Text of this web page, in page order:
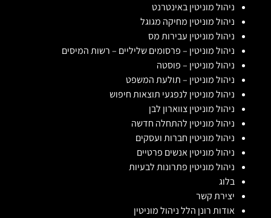
ניהול מוניטין באינטרנט
ניהול מוניטין מחיקה מגוגל
ניהול מוניטין עבירות מס
ניהול מוניטין – פרסומים שליליים – רשות המיסים
ניהול מוניטין – פוסטה
ניהול מוניטין – תולעת המשפט
ניהול מוניטין לנפגעי תוצאות חיפוש
ניהול מוניטין צווארון לבן
ניהול מוניטין להתחלה חדשה
ניהול מוניטין חברות ועסקים
ניהול מוניטין אנשים פרטיים
ניהול מוניטין פתרונות לבעיות
בלוג
יצירת קשר
אודות רונן הלל ניהול מוניטין